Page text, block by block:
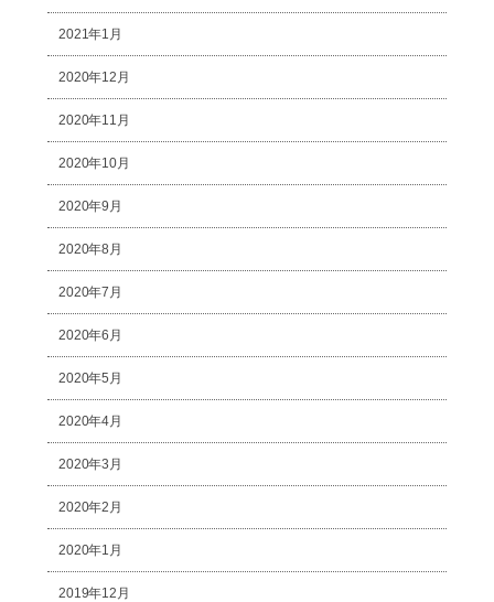
2021年1月
2020年12月
2020年11月
2020年10月
2020年9月
2020年8月
2020年7月
2020年6月
2020年5月
2020年4月
2020年3月
2020年2月
2020年1月
2019年12月